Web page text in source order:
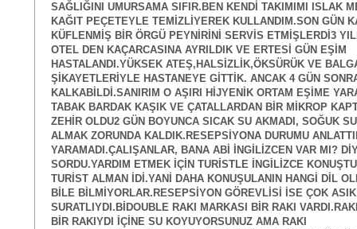
SAĞLIĞINI UMURSAMA SIFIR.BEN KENDİ TAKIMIMI ISLAK
KAĞIT PEÇETEYLE TEMİZLİYEREK KULLANDIM.SON GÜN
KÜFLENMİŞ BİR ÖRGÜ PEYNİRİNİ SERVİS ETMİŞLERDİ3
OTEL DEN KAÇARCASINA AYRILDIK VE ERTESİ GÜN EŞİM
HASTALANDI.YÜKSEK ATEŞ,HALSİZLİK,ÖKSÜRÜK VE
ŞİKAYETLERİYLE HASTANEYE GİTTİK. ANCAK 4 GÜN
KALKABİLDİ.SANIRIM O AŞIRI HİJYENİK ORTAM EŞİME
TABAK BARDAK KAŞIK VE ÇATALLARDAN BİR MİKROP
ZEHİR OLDU2 GÜN BOYUNCA SICAK SU AKMADI, SOĞUK
ALMAK ZORUNDA KALDIK.RESEPSİYONA DURUMU
YARAMADI.ÇALIŞANLAR, BANA ABİ İNGİLİZCEN VAR MI?
SORDU.YARDIM ETMEK İÇİN TURİSTLE İNGİLİZCE
TURİST ALMAN İDİ.YANİ DAHA KONUŞULANIN HANGİ DİL
BİLE BİLMİYORLAR.RESEPSİYON GÖREVLİSİ İSE ÇOK ASIK
SURATLIYDI.BİDOUBLE RAKI MARKASI BİR RAKI
BİR RAKIYDI İÇİNE SU KOYUYORSUNUZ AMA RAKI